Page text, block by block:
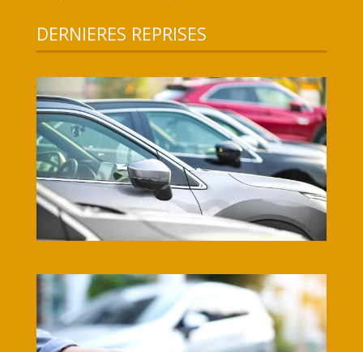
DERNIERES REPRISES